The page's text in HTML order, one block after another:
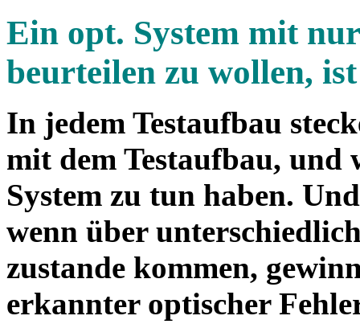
Ein opt. System mit
beurteilen zu wollen,
In jedem Testaufbau
mit dem Testaufbau, und
System zu tun haben.
wenn über
zustande kommen,
erkannter optischer